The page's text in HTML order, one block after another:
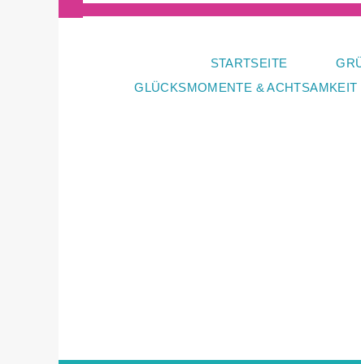
STARTSEITE
GLÜCKSMOMENTE & ACHTSAMKEIT